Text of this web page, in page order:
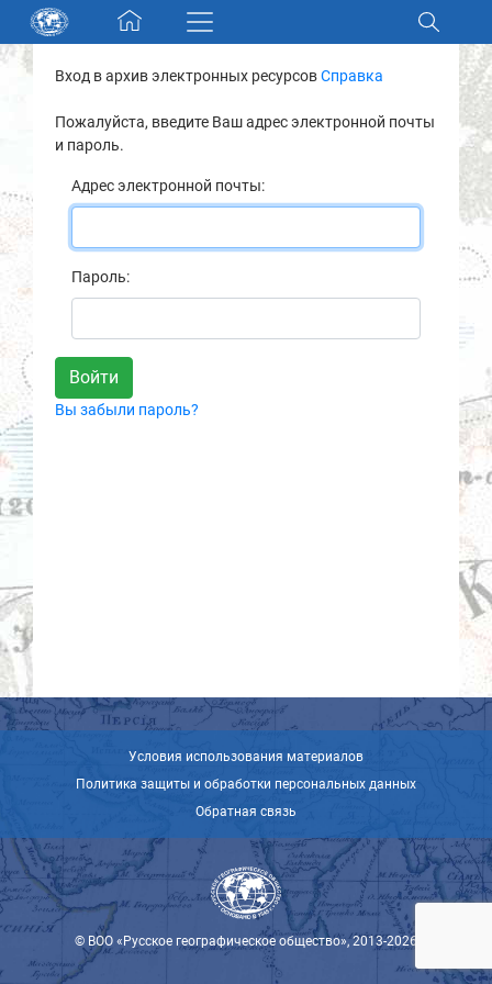
Skip navigation
Разделы и коллекции
Электронный каталог
Новости
О нас
Контакты
Партнеры
Вход в архив электронных ресурсовСправка
Пожалуйста, введите Ваш адрес электронной почты
и пароль.
Адрес электронной почты:
Пароль:
Вы забыли пароль?
Условия использования материалов
Политика защиты и обработки персональных данных
Обратная связь
© ВОО «Русское географическое общество», 2013-2026